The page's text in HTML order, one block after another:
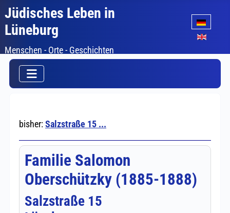
Jüdisches Leben in
Lüneburg
Menschen - Orte - Geschichten
Sprache